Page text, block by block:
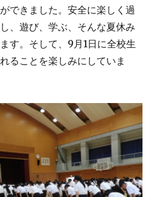
できました。安全に楽しく過
、遊び、学ぶ、そんな夏休み
す。そして、9月1日に全校生
ることを楽しみにしていま